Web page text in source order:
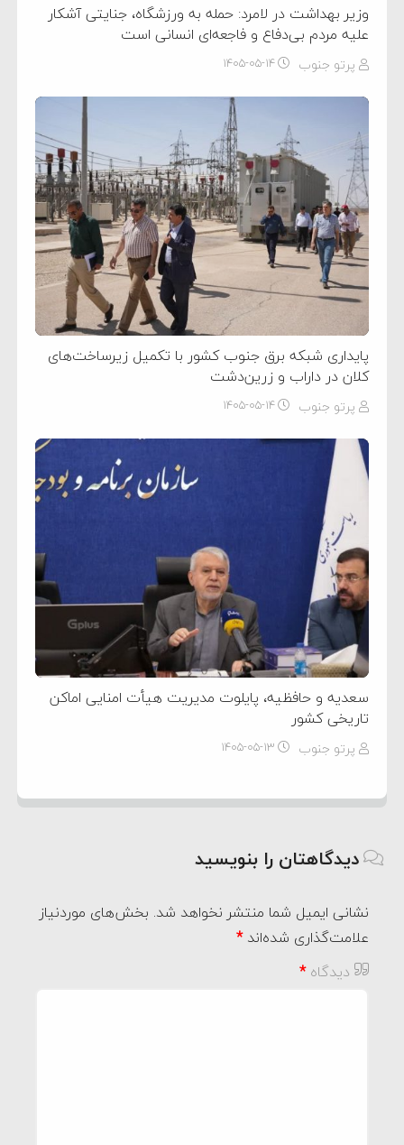
وزیر بهداشت در لامرد: حمله به ورزشگاه، جنایتی آشکار
علیه مردم بی‌دفاع و فاجعه‌ای انسانی است
پرتو جنوب ۱۴۰۵-۰۵-۱۴
پایداری شبکه برق جنوب کشور با تکمیل زیرساخت‌های
کلان در داراب و زرین‌دشت
پرتو جنوب ۱۴۰۵-۰۵-۱۴
سعدیه و حافظیه، پایلوت مدیریت هیأت امنایی اماکن
تاریخی کشور
پرتو جنوب ۱۴۰۵-۰۵-۱۳
دیدگاهتان را بنویسید
نشانی ایمیل شما منتشر نخواهد شد. بخش‌های موردنیاز
علامت‌گذاری شده‌اند*
دیدگاه*